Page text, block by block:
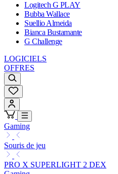
Logitech G PLAY
Bubba Wallace
Suellio Almeida
Bianca Bustamante
G Challenge
LOGICIELS
OFFRES
Gaming
Souris de jeu
PRO X SUPERLIGHT 2 DEX